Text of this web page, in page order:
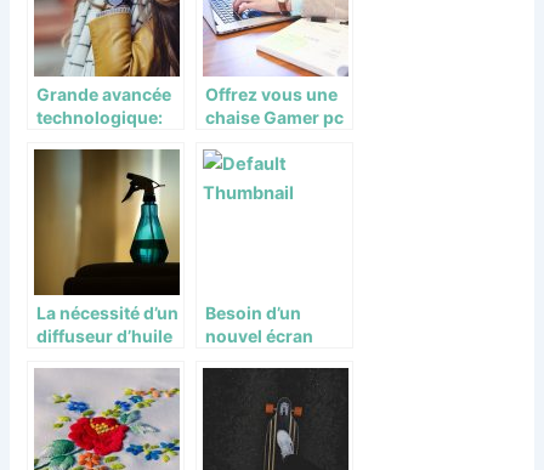
Grande avancée
technologique:
connectés
Offrez vous une
chaise Gamer pc
La nécessité d’un
diffuseur d’huile
Besoin d’un
nouvel écran